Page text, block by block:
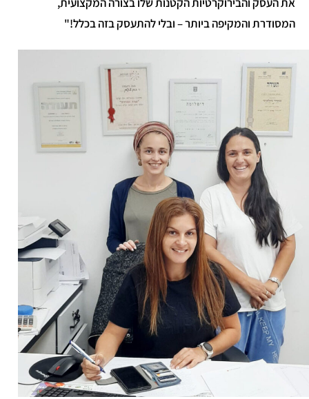
המסודרת והמקיפה ביותר – ובלי להתעסק בזה בכלל!"